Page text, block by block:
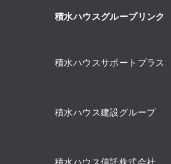
積水ハウスグループリンク
積水ハウスサポートプラス
積水ハウス建設グループ